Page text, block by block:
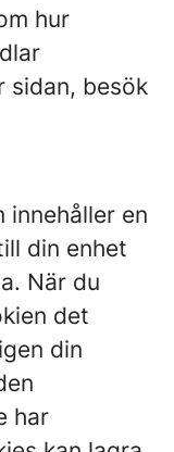
hur
sidan, besök
innehåller en
din enhet
När du
det
din
har